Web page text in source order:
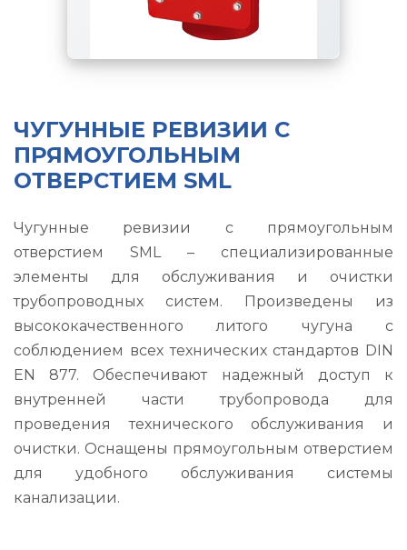
ЧУГУННЫЕ РЕВИЗИИ С
ПРЯМОУГОЛЬНЫМ
ОТВЕРСТИЕМ SML
Чугунные ревизии с прямоугольным
отверстием SML – специализированные
элементы для обслуживания и очистки
трубопроводных систем. Произведены из
высококачественного литого чугуна с
соблюдением всех технических стандартов DIN
EN 877. Обеспечивают надежный доступ к
внутренней части трубопровода для
проведения технического обслуживания и
очистки. Оснащены прямоугольным отверстием
для удобного обслуживания системы
канализации.